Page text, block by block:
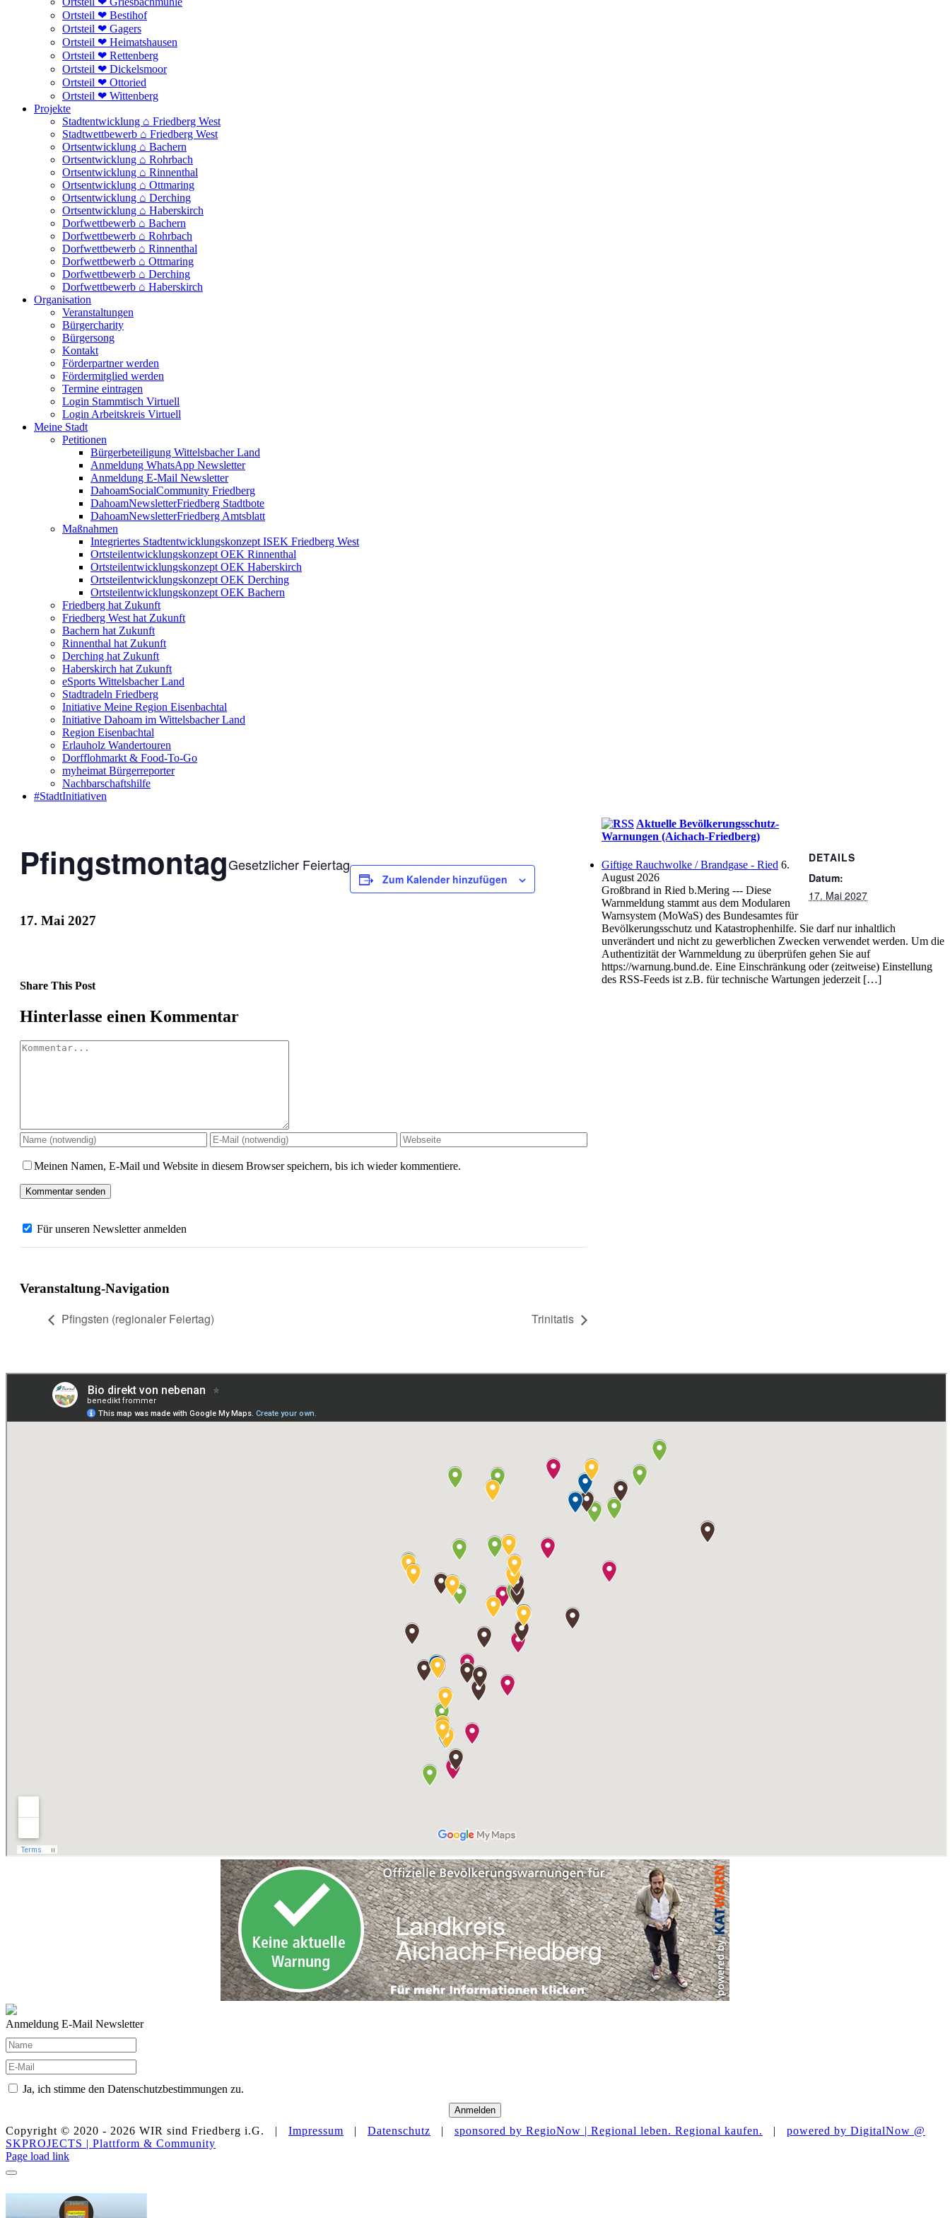
Ortsteil ❤ Bestihof
Ortsteil ❤ Gagers
Ortsteil ❤ Heimatshausen
Ortsteil ❤ Rettenberg
Ortsteil ❤ Dickelsmoor
Ortsteil ❤ Ottoried
Ortsteil ❤ Wittenberg
Projekte
Stadtentwicklung ⌂ Friedberg West
Stadtwettbewerb ⌂ Friedberg West
Ortsentwicklung ⌂ Bachern
Ortsentwicklung ⌂ Rohrbach
Ortsentwicklung ⌂ Rinnenthal
Ortsentwicklung ⌂ Ottmaring
Ortsentwicklung ⌂ Derching
Ortsentwicklung ⌂ Haberskirch
Dorfwettbewerb ⌂ Bachern
Dorfwettbewerb ⌂ Rohrbach
Dorfwettbewerb ⌂ Rinnenthal
Dorfwettbewerb ⌂ Ottmaring
Dorfwettbewerb ⌂ Derching
Dorfwettbewerb ⌂ Haberskirch
Organisation
Veranstaltungen
Bürgercharity
Bürgersong
Kontakt
Förderpartner werden
Fördermitglied werden
Termine eintragen
Login Stammtisch Virtuell
Login Arbeitskreis Virtuell
Meine Stadt
Petitionen
Bürgerbeteiligung Wittelsbacher Land
Anmeldung WhatsApp Newsletter
Anmeldung E-Mail Newsletter
DahoamSocialCommunity Friedberg
DahoamNewsletterFriedberg Stadtbote
DahoamNewsletterFriedberg Amtsblatt
Maßnahmen
Integriertes Stadtentwicklungskonzept ISEK Friedberg West
Ortsteilentwicklungskonzept OEK Rinnenthal
Ortsteilentwicklungskonzept OEK Haberskirch
Ortsteilentwicklungskonzept OEK Derching
Ortsteilentwicklungskonzept OEK Bachern
Friedberg hat Zukunft
Friedberg West hat Zukunft
Bachern hat Zukunft
Rinnenthal hat Zukunft
Derching hat Zukunft
Haberskirch hat Zukunft
eSports Wittelsbacher Land
Stadtradeln Friedberg
Initiative Meine Region Eisenbachtal
Initiative Dahoam im Wittelsbacher Land
Region Eisenbachtal
Erlauholz Wandertouren
Dorfflohmarkt & Food-To-Go
myheimat Bürgerreporter
Nachbarschaftshilfe
#StadtInitiativen
Pfingstmontag
17. Mai 2027
Gesetzlicher Feiertag
Zum Kalender hinzufügen
Share This Post
Facebook
X
LinkedIn
Pinterest
Hinterlasse einen Kommentar
Kommentar
Meinen Namen, E-Mail und Website in diesem Browser speichern, bis ich wieder kommentiere.
Für unseren Newsletter anmelden
Veranstaltung-Navigation
Pfingsten (regionaler Feiertag) Trinitatis
DETAILS
Datum:
17. Mai 2027
Aktuelle Bevölkerungsschutz-
Warnungen (Aichach-Friedberg)
Giftige Rauchwolke / Brandgase - Ried 6.
August 2026
Großbrand in Ried b.Mering --- Diese
Warnmeldung stammt aus dem Modularen
Warnsystem (MoWaS) des Bundesamtes für
Bevölkerungsschutz und Katastrophenhilfe. Sie darf nur inhaltlich
unverändert und nicht zu gewerblichen Zwecken verwendet werden. Um die
Authentizität der Warnmeldung zu überprüfen gehen Sie auf
https://warnung.bund.de. Eine Einschränkung oder (zeitweise) Einstellung
des RSS-Feeds ist z.B. für technische Wartungen jederzeit […]
Anmeldung E-Mail Newsletter
Ja, ich stimme den Datenschutzbestimmungen zu.
Anmelden
Copyright © 2020 - 2026 WIR sind Friedberg i.G. | Impressum | Datenschutz | sponsored by RegioNow | Regional leben. Regional kaufen. | powered by DigitalNow @
SKPROJECTS | Plattform & Community
E-
Mail
WhatsApp
Facebook
Instagram
YouTube
Page load link